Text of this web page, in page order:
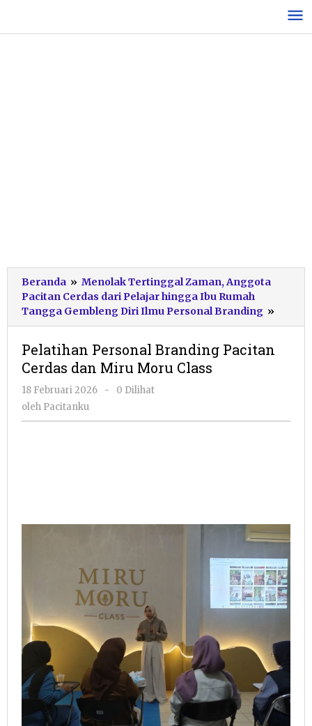
konten
Beranda » Menolak Tertinggal Zaman, Anggota
Pacitan Cerdas dari Pelajar hingga Ibu Rumah
Tangga Gembleng Diri Ilmu Personal Branding »
Pelatihan Personal Branding Pacitan
Cerdas dan Miru Moru Class
18 Februari 2026
oleh
-
0 Dilihat
oleh Pacitanku